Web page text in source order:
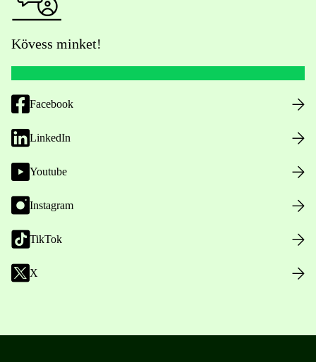
Kövess minket!
Facebook
LinkedIn
Youtube
Instagram
TikTok
X